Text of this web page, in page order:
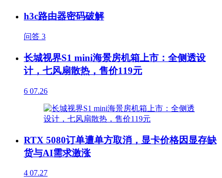
h3c路由器密码破解
问答 3
长城视界S1 mini海景房机箱上市：全侧透设
计，七风扇散热，售价119元
6 07.26
RTX 5080订单遭单方取消，显卡价格因显存缺
货与AI需求激涨
4 07.27